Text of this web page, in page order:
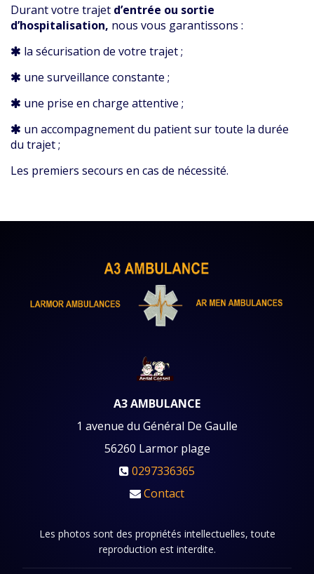
Durant votre trajet d’entrée ou sortie
d’hospitalisation, nous vous garantissons :
la sécurisation de votre trajet ;
une surveillance constante ;
une prise en charge attentive ;
un accompagnement du patient sur toute la durée
du trajet ;
Les premiers secours en cas de nécessité.
A3 AMBULANCE
1 avenue du Général De Gaulle
56260 Larmor plage
0297336365
Contact
Les photos sont des propriétés intellectuelles, toute
reproduction est interdite.